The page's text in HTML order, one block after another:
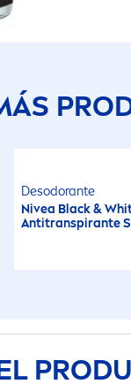
Desodorante
Nivea Black&
Antitranspirante